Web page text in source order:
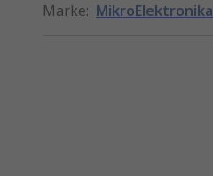
Marke: MikroElektronika